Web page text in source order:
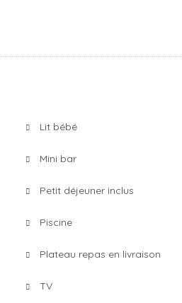
Lit bébé
Mini bar
Petit déjeuner inclus
Piscine
Plateau repas en livraison
TV